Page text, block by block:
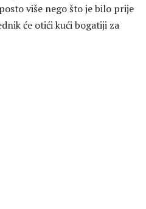
više nego što je bilo prije
će otići kući bogatiji za